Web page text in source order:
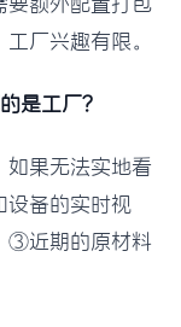
厂兴趣有限。
是工厂？
果无法实地看
备的实时视
③近期的原材料